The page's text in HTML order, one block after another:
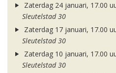
Zaterdag 24 januari, 17.00
Sleutelstad 30
Zaterdag 17 januari, 17.00
Sleutelstad 30
Zaterdag 10 januari, 17.00
Sleutelstad 30